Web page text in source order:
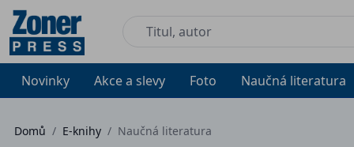
Novinky Akce a slevy Foto Naučná literatura
Domů / E-knihy / Naučná literatura